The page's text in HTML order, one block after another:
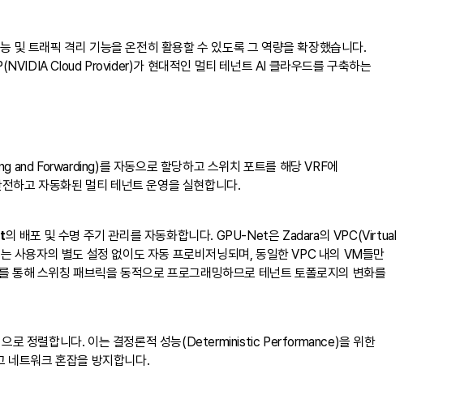
트래픽 격리 기능을 온전히 활용할 수 있도록 그 역량을 확장했습니다.
Cloud Provider)가 현대적인 멀티 테넌트 AI 클라우드를 구축하는
and Forwarding)를 자동으로 할당하고 스위치 포트를 해당 VRF에
하고 자동화된 멀티 테넌트 운영을 실현합니다.
의 배포 및 수명 주기 관리를 자동화합니다. GPU-Net은 Zadara의 VPC(Virtual
사용자의 별도 설정 없이도 자동 프로비저닝되며, 동일한 VPC 내의 VM들만
통해 스위칭 패브릭을 동적으로 프로그래밍하므로 테넌트 토폴로지의 변화를
로 정렬합니다. 이는 결정론적 성능(Deterministic Performance)을 위한
네트워크 혼잡을 방지합니다.